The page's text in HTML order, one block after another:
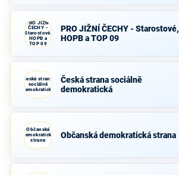
PRO JIŽNÍ
ČECHY -
Starostové,
HOPB a
TOP 09
PRO JIŽNÍ ČECHY - Starostové,
HOPB a TOP 09
Česká strana
sociálně
demokratická
Česká strana sociálně
demokratická
Občanská
demokratická
strana
Občanská demokratická strana